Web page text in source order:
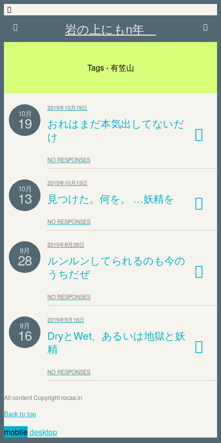
岩の上にもn年
Tags › 有笠山
10月
19
2015年10月19日
おれはまだ本気出してないだ
け
NO RESPONSES
10月
13
2015年10月13日
見つけた。何を。 …妖精を
NO RESPONSES
9月
28
2015年9月28日
ルンルンしてられるのも今の
うちだぜ
NO RESPONSES
9月
16
2015年9月16日
DryとWet、あるいは地獄と妖
精
NO RESPONSES
All content Copyright rocas.in
Back to top
mobiledesktop